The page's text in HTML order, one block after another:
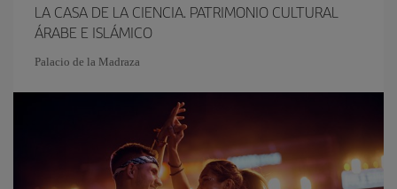
LA CASA DE LA CIENCIA. PATRIMONIO CULTURAL
ÁRABE E ISLÁMICO
Palacio de la Madraza